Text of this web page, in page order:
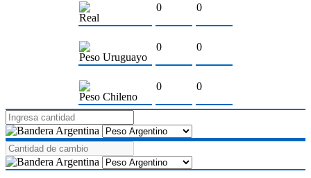
Real
0 0
Peso Uruguayo
0 0
Peso Chileno
0 0